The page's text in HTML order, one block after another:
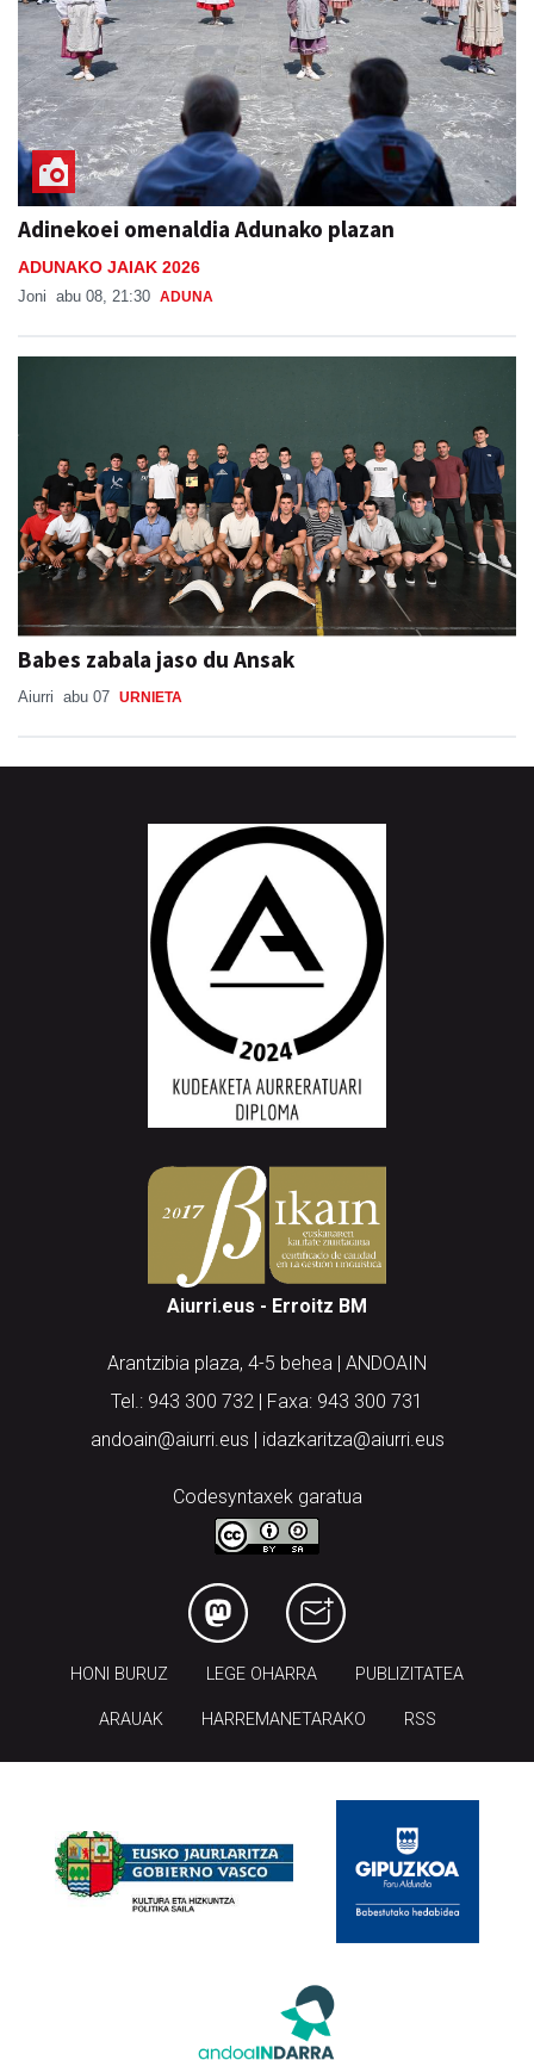
Adinekoei omenaldia Adunako plazan
ADUNAKO JAIAK 2026
Joni abu 08, 21:30 ADUNA
Babes zabala jaso du Ansak
Aiurri abu 07 URNIETA
Aiurri.eus - Erroitz BM
Arantzibia plaza, 4-5 behea | ANDOAIN
Tel.: 943 300 732 | Faxa: 943 300 731
andoain@aiurri.eus | idazkaritza@aiurri.eus
Codesyntaxek garatua
HONI BURUZ LEGE OHARRA PUBLIZITATEA
ARAUAK HARREMANETARAKO RSS